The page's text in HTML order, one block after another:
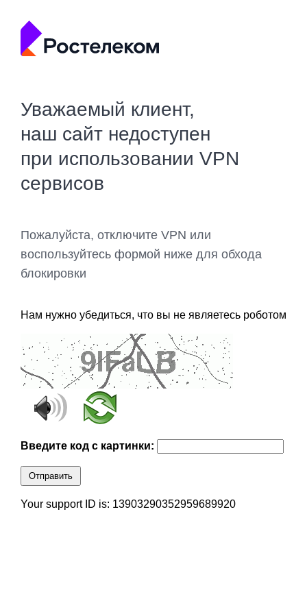
Уважаемый клиент,
наш сайт недоступен
при использовании VPN
сервисов
Пожалуйста, отключите VPN или
воспользуйтесь формой ниже для обхода
блокировки
Нам нужно убедиться, что вы не являетесь роботом
Введите код с картинки:
Отправить
Your support ID is: 13903290352959689920